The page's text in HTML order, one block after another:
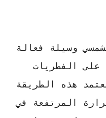
وسيلة فعالة
على الفطريات
هذه الطريقة
المرتفعة في